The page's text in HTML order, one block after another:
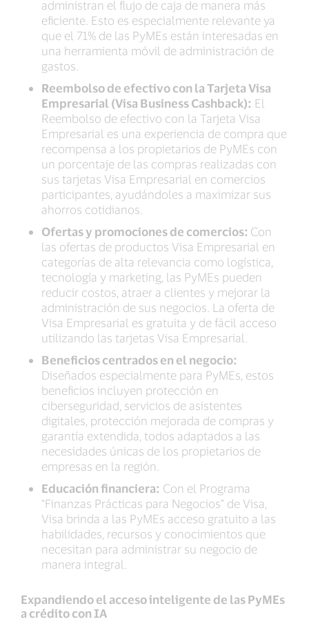
administran el flujo de caja de manera más
eficiente. Esto es especialmente relevante ya
que el 71% de las PyMEs están interesadas en
una herramienta móvil de administración de
gastos.
Reembolso de efectivo con la Tarjeta Visa
Empresarial (Visa Business Cashback): El
Reembolso de efectivo con la Tarjeta Visa
Empresarial es una experiencia de compra que
recompensa a los propietarios de PyMEs con
un porcentaje de las compras realizadas con
sus tarjetas Visa Empresarial en comercios
participantes, ayudándoles a maximizar sus
ahorros cotidianos.
Ofertas y promociones de comercios: Con
las ofertas de productos Visa Empresarial en
categorías de alta relevancia como logística,
tecnología y marketing, las PyMEs pueden
reducir costos, atraer a clientes y mejorar la
administración de sus negocios. La oferta de
Visa Empresarial es gratuita y de fácil acceso
utilizando las tarjetas Visa Empresarial.
Beneficios centrados en el negocio:
Diseñados especialmente para PyMEs, estos
beneficios incluyen protección en
ciberseguridad, servicios de asistentes
digitales, protección mejorada de compras y
garantía extendida, todos adaptados a las
necesidades únicas de los propietarios de
empresas en la región.
Educación financiera: Con el Programa
“Finanzas Prácticas para Negocios” de Visa,
Visa brinda a las PyMEs acceso gratuito a las
habilidades, recursos y conocimientos que
necesitan para administrar su negocio de
manera integral.
Expandiendo el acceso inteligente de las PyMEs
a crédito con IA